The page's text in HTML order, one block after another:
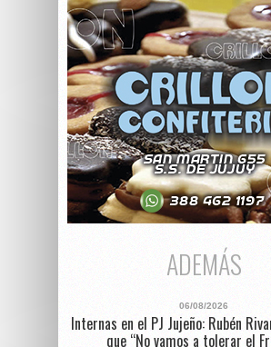
ADEMÁS
06/08/2026
Internas en el PJ Jujeño: Rubén
que “No vamos a tolerar el